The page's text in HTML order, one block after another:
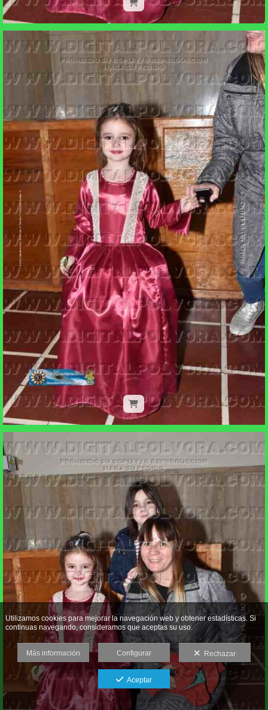
Utilizamos cookies para mejorar la navegación web y obtener estadísticas. Si
continuas navegando, consideramos que aceptas su uso.
Más información Configurar Rechazar
Aceptar